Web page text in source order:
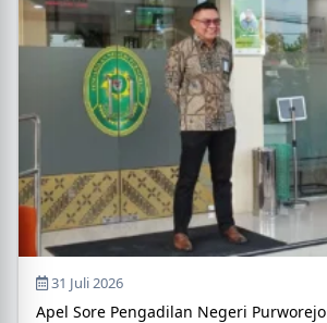
31 Juli 2026
Apel Sore Pengadilan Negeri Purworejo